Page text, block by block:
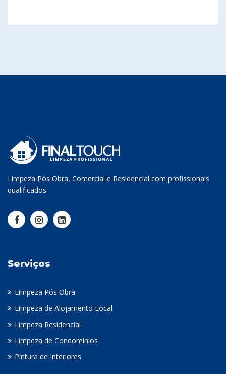
Limpeza Pós Obra, Comercial e Residencial com profissionais
qualificados.
Serviços
Limpeza Pós Obra
Limpeza de Alojamento Local
Limpeza Residencial
Limpeza de Condomínios
Pintura de Interiores